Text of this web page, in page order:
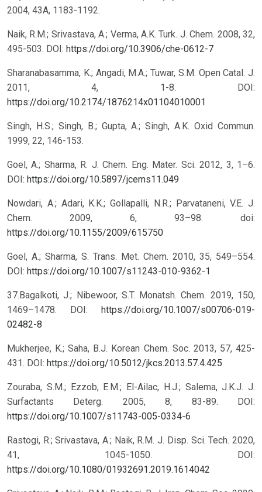
2004, 43A, 1183-1192.
Naik, R.M.; Srivastava, A.; Verma, A.K. Turk. J. Chem. 2008, 32,
495-503. DOI: https://doi.org/10.3906/che-0612-7
Sharanabasamma, K.; Angadi, M.A.; Tuwar, S.M. Open Catal. J.
2011, 4, 1-8. DOI:
https://doi.org/10.2174/1876214x01104010001
Singh, H.S.; Singh, B.; Gupta, A.; Singh, A.K. Oxid Commun.
1999, 22, 146-153.
Goel, A.; Sharma, R. J. Chem. Eng. Mater. Sci. 2012, 3, 1–6.
DOI: https://doi.org/10.5897/jcems11.049
Nowdari, A.; Adari, K.K.; Gollapalli, N.R.; Parvataneni, V.E. J.
Chem. 2009, 6, 93–98. doi:
https://doi.org/10.1155/2009/615750
Goel, A.; Sharma, S. Trans. Met. Chem. 2010, 35, 549–554.
DOI: https://doi.org/10.1007/s11243-010-9362-1
37.Bagalkoti, J.; Nibewoor, S.T. Monatsh. Chem. 2019, 150,
1469–1478. DOI: https://doi.org/10.1007/s00706-019-
02482-8
Mukherjee, K.; Saha, B.J. Korean Chem. Soc. 2013, 57, 425-
431. DOI: https://doi.org/10.5012/jkcs.2013.57.4.425
Zouraba, S.M.; Ezzob, E.M.; El-Ailac, H.J.; Salema, J.K.J. J.
Surfactants Deterg. 2005, 8, 83-89. DOI:
https://doi.org/10.1007/s11743-005-0334-6
Rastogi, R.; Srivastava, A.; Naik, R.M. J. Disp. Sci. Tech. 2020,
41, 1045-1050. DOI:
https://doi.org/10.1080/01932691.2019.1614042